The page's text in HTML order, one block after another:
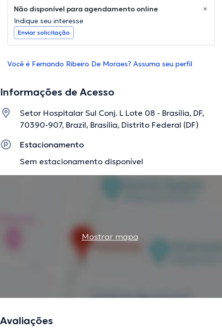
Não disponível para agendamento online
Indique seu interesse
Enviar solicitação
Você é Fernando Ribeiro De Moraes? Assuma seu perfil
Informações de Acesso
Setor Hospitalar Sul Conj. L Lote 08 - Brasília, DF,
70390-907, Brazil, Brasília, Distrito Federal (DF)
Estacionamento
Sem estacionamento disponível
Mostrar mapa
Avaliações